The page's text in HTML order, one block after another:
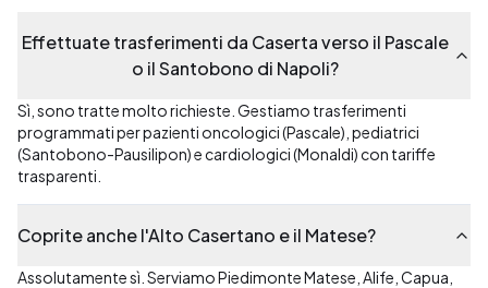
Effettuate trasferimenti da Caserta verso il Pascale
o il Santobono di Napoli?
Sì, sono tratte molto richieste. Gestiamo trasferimenti
programmati per pazienti oncologici (Pascale), pediatrici
(Santobono-Pausilipon) e cardiologici (Monaldi) con tariffe
trasparenti.
Coprite anche l'Alto Casertano e il Matese?
Assolutamente sì. Serviamo Piedimonte Matese, Alife, Capua,